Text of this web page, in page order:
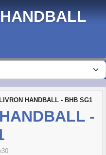
LIVRON HANDBALL - BHB SG1
-